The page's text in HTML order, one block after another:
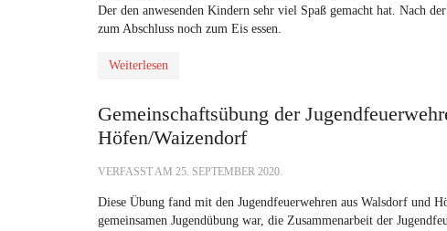
Der den anwesenden Kindern sehr viel Spaß gemacht hat. Nach
zum Abschluss noch zum Eis essen.
Weiterlesen
Gemeinschaftsübung der
Höfen/Waizendorf
VERFASST AM 25. SEPTEMBER 2020.
Diese Übung fand mit den Jugendfeuerwehren aus Walsdorf und
gemeinsamen Jugendübung war, die Zusammenarbeit der